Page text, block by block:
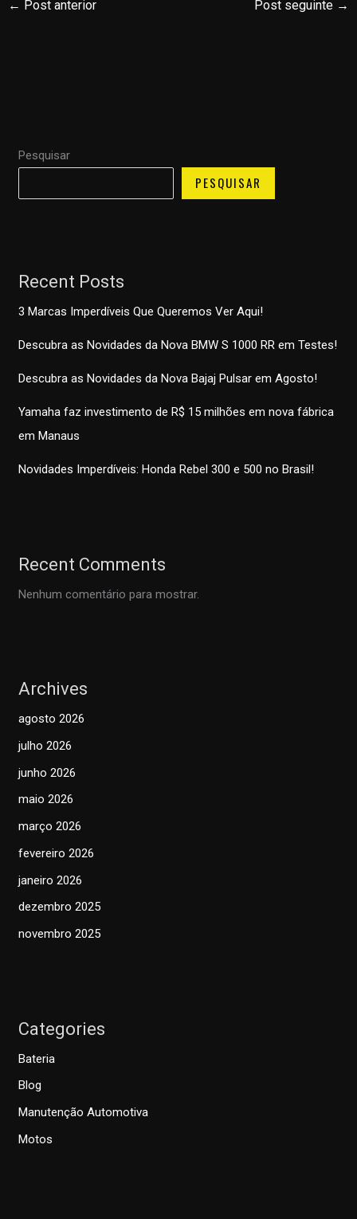
← Post anterior Post seguinte →
Pesquisar
PESQUISAR
Recent Posts
3 Marcas Imperdíveis Que Queremos Ver Aqui!
Descubra as Novidades da Nova BMW S 1000 RR em Testes!
Descubra as Novidades da Nova Bajaj Pulsar em Agosto!
Yamaha faz investimento de R$ 15 milhões em nova fábrica
em Manaus
Novidades Imperdíveis: Honda Rebel 300 e 500 no Brasil!
Recent Comments
Nenhum comentário para mostrar.
Archives
agosto 2026
julho 2026
junho 2026
maio 2026
março 2026
fevereiro 2026
janeiro 2026
dezembro 2025
novembro 2025
Categories
Bateria
Blog
Manutenção Automotiva
Motos